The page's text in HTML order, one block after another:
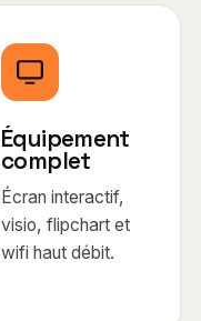
Équipement
complet
Écran interactif,
visio, flipchart et
wifi haut débit.